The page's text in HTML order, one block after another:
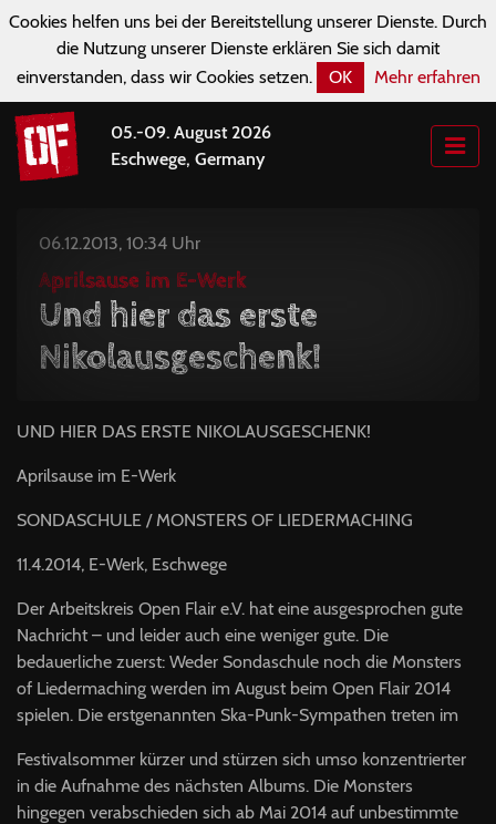
Cookies helfen uns bei der Bereitstellung unserer Dienste. Durch
die Nutzung unserer Dienste erklären Sie sich damit
einverstanden, dass wir Cookies setzen.
OK Mehr erfahren
05.-09. August 2026
Eschwege, Germany
06.12.2013, 10:34 Uhr
Aprilsause im E-Werk
Und hier das erste
Nikolausgeschenk!
UND HIER DAS ERSTE NIKOLAUSGESCHENK!
Aprilsause im E-Werk
SONDASCHULE /MONSTERS OF LIEDERMACHING
11.4.2014, E-Werk, Eschwege
Der Arbeitskreis Open Flair e.V. hat eine ausgesprochen gute
Nachricht – und leider auch eine weniger gute. Die
bedauerliche zuerst: Weder Sondaschule noch die Monsters
of Liedermaching werden im August beim Open Flair 2014
spielen. Die erstgenannten Ska-Punk-Sympathen treten im
Festivalsommer kürzer und stürzen sich umso konzentrierter
in die Aufnahme des nächsten Albums. Die Monsters
hingegen verabschieden sich ab Mai 2014 auf unbestimmte